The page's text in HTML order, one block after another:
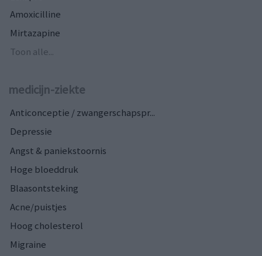
Amoxicilline
Mirtazapine
Toon alle...
medicijn-ziekte
Anticonceptie / zwangerschapspr...
Depressie
Angst & paniekstoornis
Hoge bloeddruk
Blaasontsteking
Acne/puistjes
Hoog cholesterol
Migraine